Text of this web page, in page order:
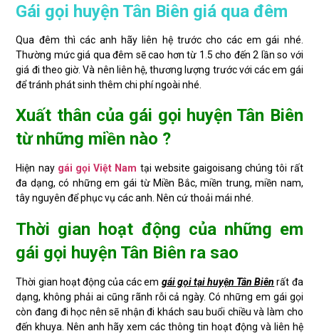
Gái gọi huyện Tân Biên giá qua đêm
Qua đêm thì các anh hãy liên hệ trước cho các em gái nhé.
Thường mức giá qua đêm sẽ cao hơn từ 1.5 cho đến 2 lần so với
giá đi theo giờ. Và nên liên hệ, thương lượng trước với các em gái
để tránh phát sinh thêm chi phí ngoài nhé.
Xuất thân của gái gọi huyện Tân Biên
từ những miền nào ?
Hiện nay gái gọi Việt Nam tại website gaigoisang chúng tôi rất
đa dạng, có những em gái từ Miền Bắc, miền trung, miền nam,
tây nguyên để phục vụ các anh. Nên cứ thoải mái nhé.
Thời gian hoạt động của những em
gái gọi huyện Tân Biên ra sao
Thời gian hoạt động của các em gái gọi tại huyện Tân Biên rất đa
dạng, không phải ai cũng rãnh rỗi cả ngày. Có những em gái gọi
còn đang đi học nên sẽ nhận đi khách sau buổi chiều và làm cho
đến khuya. Nên anh hãy xem các thông tin hoạt động và liên hệ